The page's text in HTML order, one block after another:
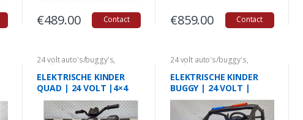
€489.00 Contact €859.00 Contact
24 volt auto's/buggy's,
Kinderauto's Quads
ELEKTRISCHE KINDER
QUAD | 24 VOLT |4×4
24 volt auto's/buggy's,
Kinderauto's Quads
ELEKTRISCHE KINDER
BUGGY | 24 VOLT |
POLITIE